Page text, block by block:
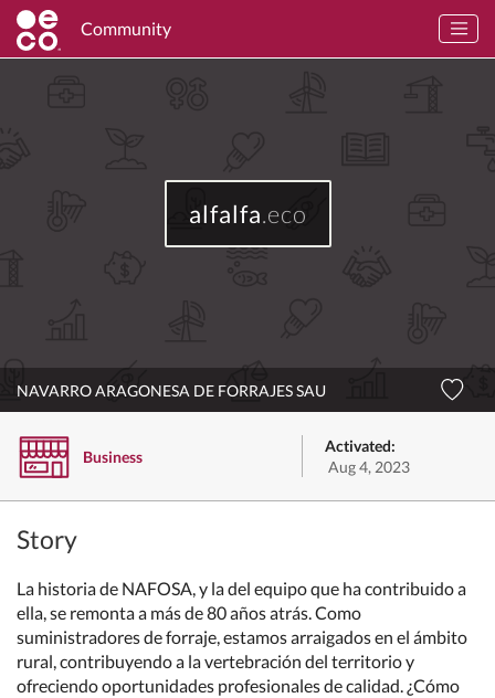
Community
alfalfa.eco
NAVARRO ARAGONESA DE FORRAJES SAU
Business
Activated:
Aug 4, 2023
Story
La historia de NAFOSA, y la del equipo que ha contribuido a
ella, se remonta a más de 80 años atrás. Como
suministradores de forraje, estamos arraigados en el ámbito
rural, contribuyendo a la vertebración del territorio y
ofreciendo oportunidades profesionales de calidad. ¿Cómo